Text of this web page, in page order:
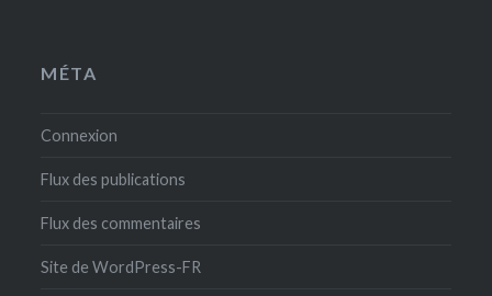
MÉTA
Connexion
Flux des publications
Flux des commentaires
Site de WordPress-FR